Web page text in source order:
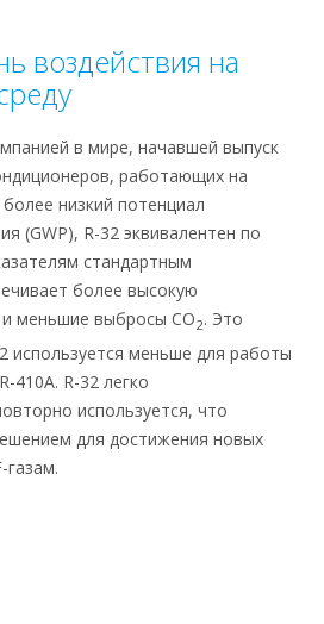
воздействия на
в мире, начавшей выпуск
работающих на
низкий потенциал
(GWP), R-32 эквивалентен по
стандартным
более высокую
меньшие выбросы CO2. Это
используется меньше для работы
410A. R-32 легко
используется, что
для достижения новых
газам.